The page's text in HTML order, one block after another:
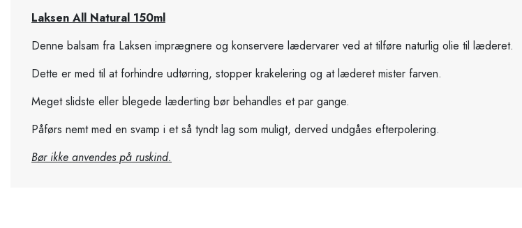
Laksen All Natural 150ml
Denne balsam fra Laksen imprægnere og konservere lædervarer ved at tilføre naturlig olie til læderet.
Dette er med til at forhindre udtørring, stopper krakelering og at læderet mister farven.
Meget slidste eller blegede læderting bør behandles et par gange.
Påførs nemt med en svamp i et så tyndt lag som muligt, derved undgåes efterpolering.
Bør ikke anvendes på ruskind.